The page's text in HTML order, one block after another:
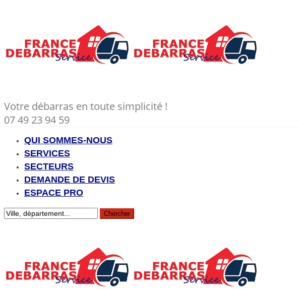
Votre débarras en toute simplicité !
07 49 23 94 59
QUI SOMMES-NOUS
SERVICES
SECTEURS
DEMANDE DE DEVIS
ESPACE PRO